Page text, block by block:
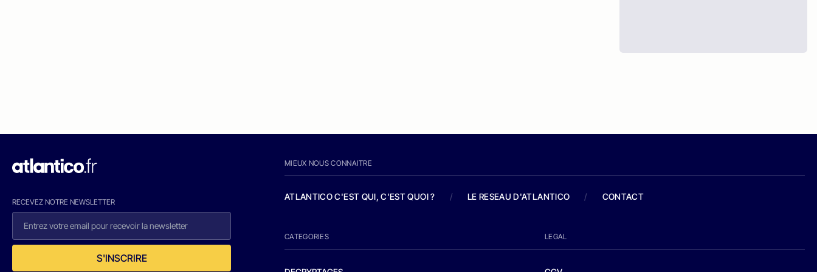
RECEVEZ NOTRE NEWSLETTER
S'INSCRIRE
MIEUX NOUS CONNAITRE
ATLANTICO C'EST QUI, C'EST QUOI ? / LE RESEAU D'ATLANTICO / CONTACT
CATEGORIES LEGAL